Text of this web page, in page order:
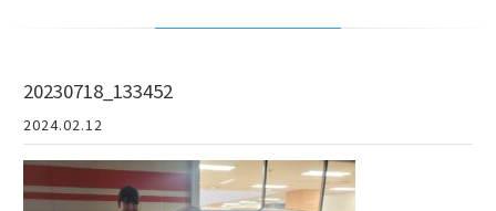
20230718_133452
2024.02.12